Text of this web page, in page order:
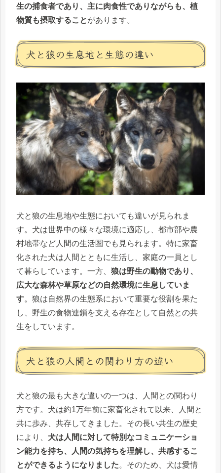
生の捕食者であり、主に肉食性でありながらも、植
物質も摂取することがあります。
犬と狼の生息地と生態の違い
犬と狼の生息地や生態においても違いが見られま
す。犬は世界中の様々な環境に適応し、都市部や農
村地帯など人間の生活圏でも見られます。特に家畜
化された犬は人間とともに生活し、家庭の一員とし
て暮らしています。一方、 狼は野生の動物であり、
広大な森林や草原などの自然環境に生息していま
す。狼は自然界の生態系において重要な役割を果た
し、野生の食物連鎖を支える存在として自然との共
生をしています。
犬と狼の人間との関わり方の違い
犬と狼の最も大きな違いの一つは、人間との関わり
方です。犬は約1万年前に家畜化されて以来、人間と
共に歩み、共存してきました。その長い共生の歴史
により、 犬は人間に対して特別なコミュニケーショ
ン能力を持ち、人間の気持ちを理解し、共感するこ
とができるようになりました。そのため、犬は愛情